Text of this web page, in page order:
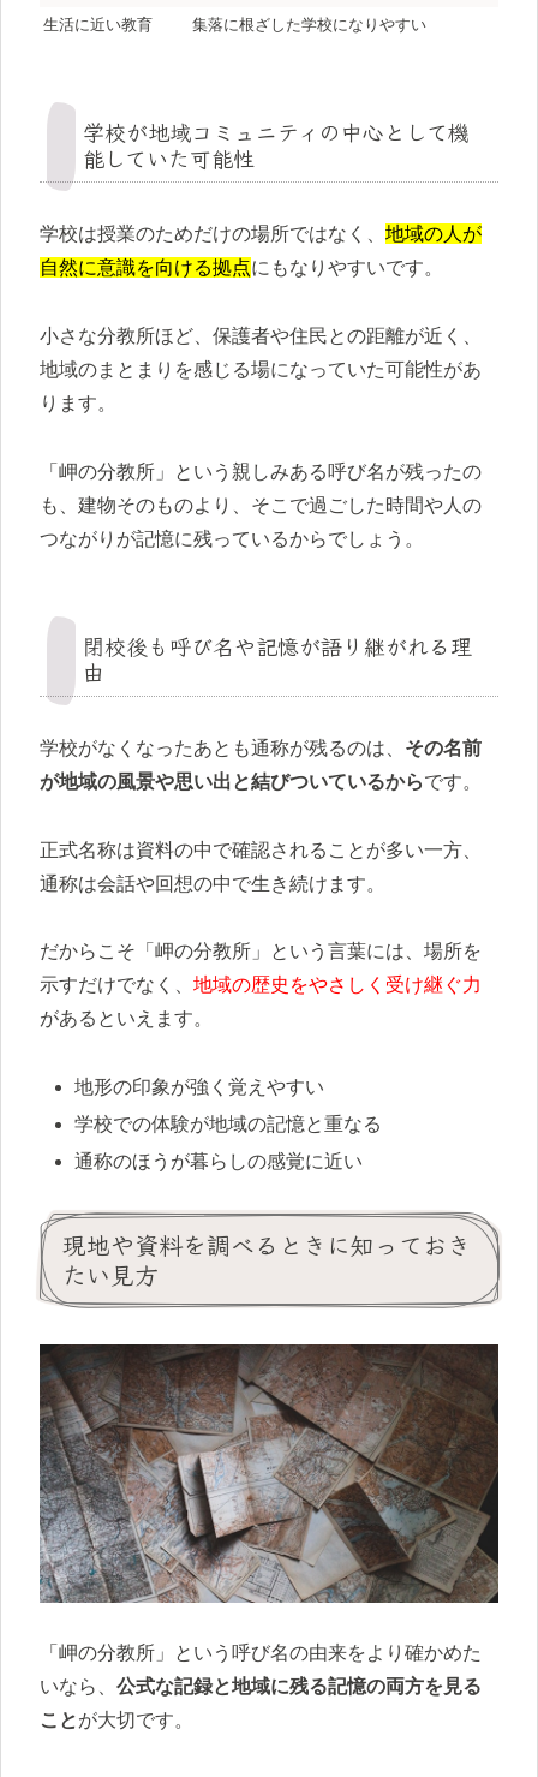
生活に近い教育
集落に根ざした学校になりやすい
学校が地域コミュニティの中心として機
能していた可能性
学校は授業のためだけの場所ではなく、 地域の人が
自然に意識を向ける拠点にもなりやすいです。
小さな分教所ほど、保護者や住民との距離が近く、
地域のまとまりを感じる場になっていた可能性があ
ります。
「岬の分教所」という親しみある呼び名が残ったの
も、建物そのものより、そこで過ごした時間や人の
つながりが記憶に残っているからでしょう。
閉校後も呼び名や記憶が語り継がれる理
由
学校がなくなったあとも通称が残るのは、 その名前
が地域の風景や思い出と結びついているからです。
正式名称は資料の中で確認されることが多い一方、
通称は会話や回想の中で生き続けます。
だからこそ「岬の分教所」という言葉には、場所を
示すだけでなく、 地域の歴史をやさしく受け継ぐ力
があるといえます。
地形の印象が強く覚えやすい
学校での体験が地域の記憶と重なる
通称のほうが暮らしの感覚に近い
現地や資料を調べるときに知っておき
たい見方
「岬の分教所」という呼び名の由来をより確かめた
いなら、 公式な記録と地域に残る記憶の両方を見る
ことが大切です。